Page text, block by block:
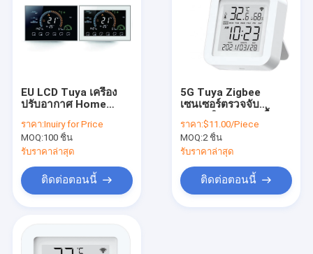
EU LCD Tuya เครื่อง
ปรับอากาศ Home
Screen Temperature
Controller
ราคา:Inuiry for Price
MOQ:100 ชิ้น
รับราคาล่าสุด
ติดต่อตอนนี้
5G Tuya Zigbee
เซนเซอร์ตรวจจับ
ฉลาด Alarm Sensor
ราคา:$11.00/Piece
MOQ:2 ชิ้น
รับราคาล่าสุด
ติดต่อตอนนี้